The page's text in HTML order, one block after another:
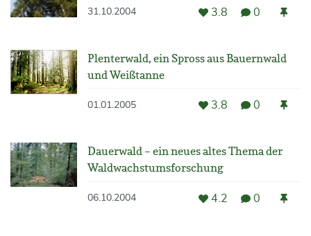
31.10.2004 3.8 0
Plenterwald, ein Spross aus Bauernwald
und Weißtanne
01.01.2005 3.8 0
Dauerwald – ein neues altes Thema der
Waldwachstumsforschung
06.10.2004 4.2 0